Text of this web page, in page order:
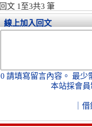
回文 1至3共3 筆
線上加入回文
0 請填寫留言內容。 最少
本站採會員
借